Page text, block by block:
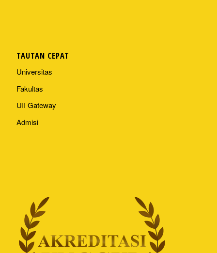
TAUTAN CEPAT
Universitas
Fakultas
UII Gateway
Admisi